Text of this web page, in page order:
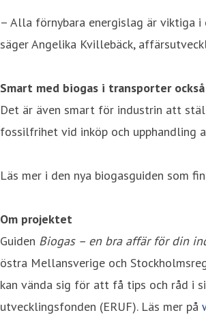
– Alla förnybara energislag är
säger Angelika Kvillebäck,
Smart med biogas i transporter också
Det är även smart för industrin att
fossilfrihet vid inköp och upphandling
Läs mer i den nya biogasguiden som
Om projektet
Guiden Biogas – en bra affär för din
östra Mellansverige och
kan vända sig för att få tips och råd i
utvecklingsfonden (ERUF). Läs mer på